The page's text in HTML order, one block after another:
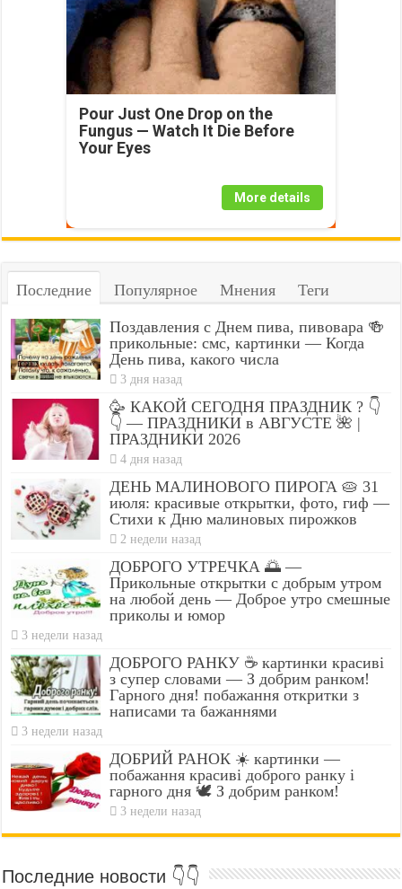
Pour Just One Drop on the
Fungus — Watch It Die Before
Your Eyes
More details
Последние Популярное Мнения Теги
Поздавления с Днем пива, пивовара 🍻
прикольные: смс, картинки — Когда
День пива, какого числа
3 дня назад
🥳 КАКОЙ СЕГОДНЯ ПРАЗДНИК ? 👇
👇 — ПРАЗДНИКИ в АВГУСТЕ 🌺 |
ПРАЗДНИКИ 2026
4 дня назад
ДЕНЬ МАЛИНОВОГО ПИРОГА 🥧 31
июля: красивые открытки, фото, гиф —
Стихи к Дню малиновых пирожков
2 недели назад
ДОБРОГО УТРЕЧКА 🌅 —
Прикольные открытки с добрым утром
на любой день — Доброе утро смешные
приколы и юмор
3 недели назад
ДОБРОГО РАНКУ ☕ картинки красиві
з супер словами — З добрим ранком!
Гарного дня! побажання откритки з
написами та бажаннями
3 недели назад
ДОБРИЙ РАНОК ☀️ картинки —
побажання красиві доброго ранку і
гарного дня 🕊️ З добрим ранком!
3 недели назад
Последние новости 👇👇